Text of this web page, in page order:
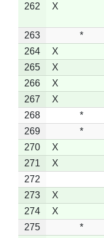
262
X
263 *
264
X
265
X
266
X
267
X
268
*
269
*
270
X
271
X
272
273
X
274
X
275
*